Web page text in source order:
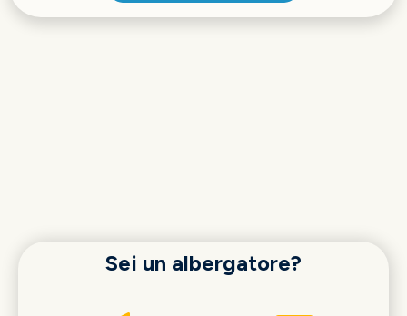
Sei un albergatore?